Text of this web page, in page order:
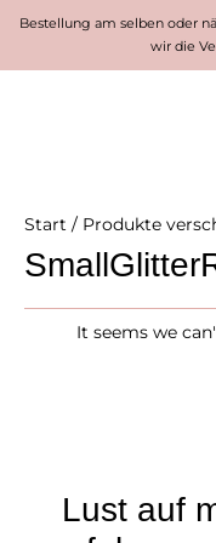
Bestellung am selben oder
wir die
Start / Produkte
It seems we
Lust auf